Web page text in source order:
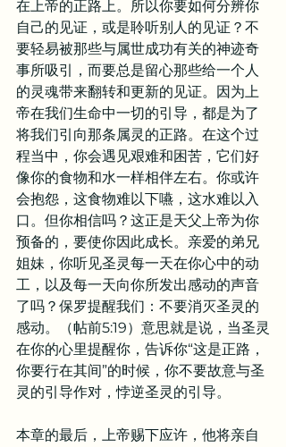
在上帝的正路上。所以你要如何分辨你
自己的见证，或是聆听别人的见证？不
要轻易被那些与属世成功有关的神迹奇
事所吸引，而要总是留心那些给一个人
的灵魂带来翻转和更新的见证。因为上
帝在我们生命中一切的引导，都是为了
将我们引向那条属灵的正路。在这个过
程当中，你会遇见艰难和困苦，它们好
像你的食物和水一样相伴左右。你或许
会抱怨，这食物难以下嚥，这水难以入
口。但你相信吗？这正是天父上帝为你
预备的，要使你因此成长。亲爱的弟兄
姐妹，你听见圣灵每一天在你心中的动
工，以及每一天向你所发出感动的声音
了吗？保罗提醒我们：不要消灭圣灵的
感动。（帖前5:19）意思就是说，当圣灵
在你的心里提醒你，告诉你“这是正路，
你要行在其间”的时候，你不要故意与圣
灵的引导作对，悖逆圣灵的引导。
本章的最后，上帝赐下应许，他将亲自